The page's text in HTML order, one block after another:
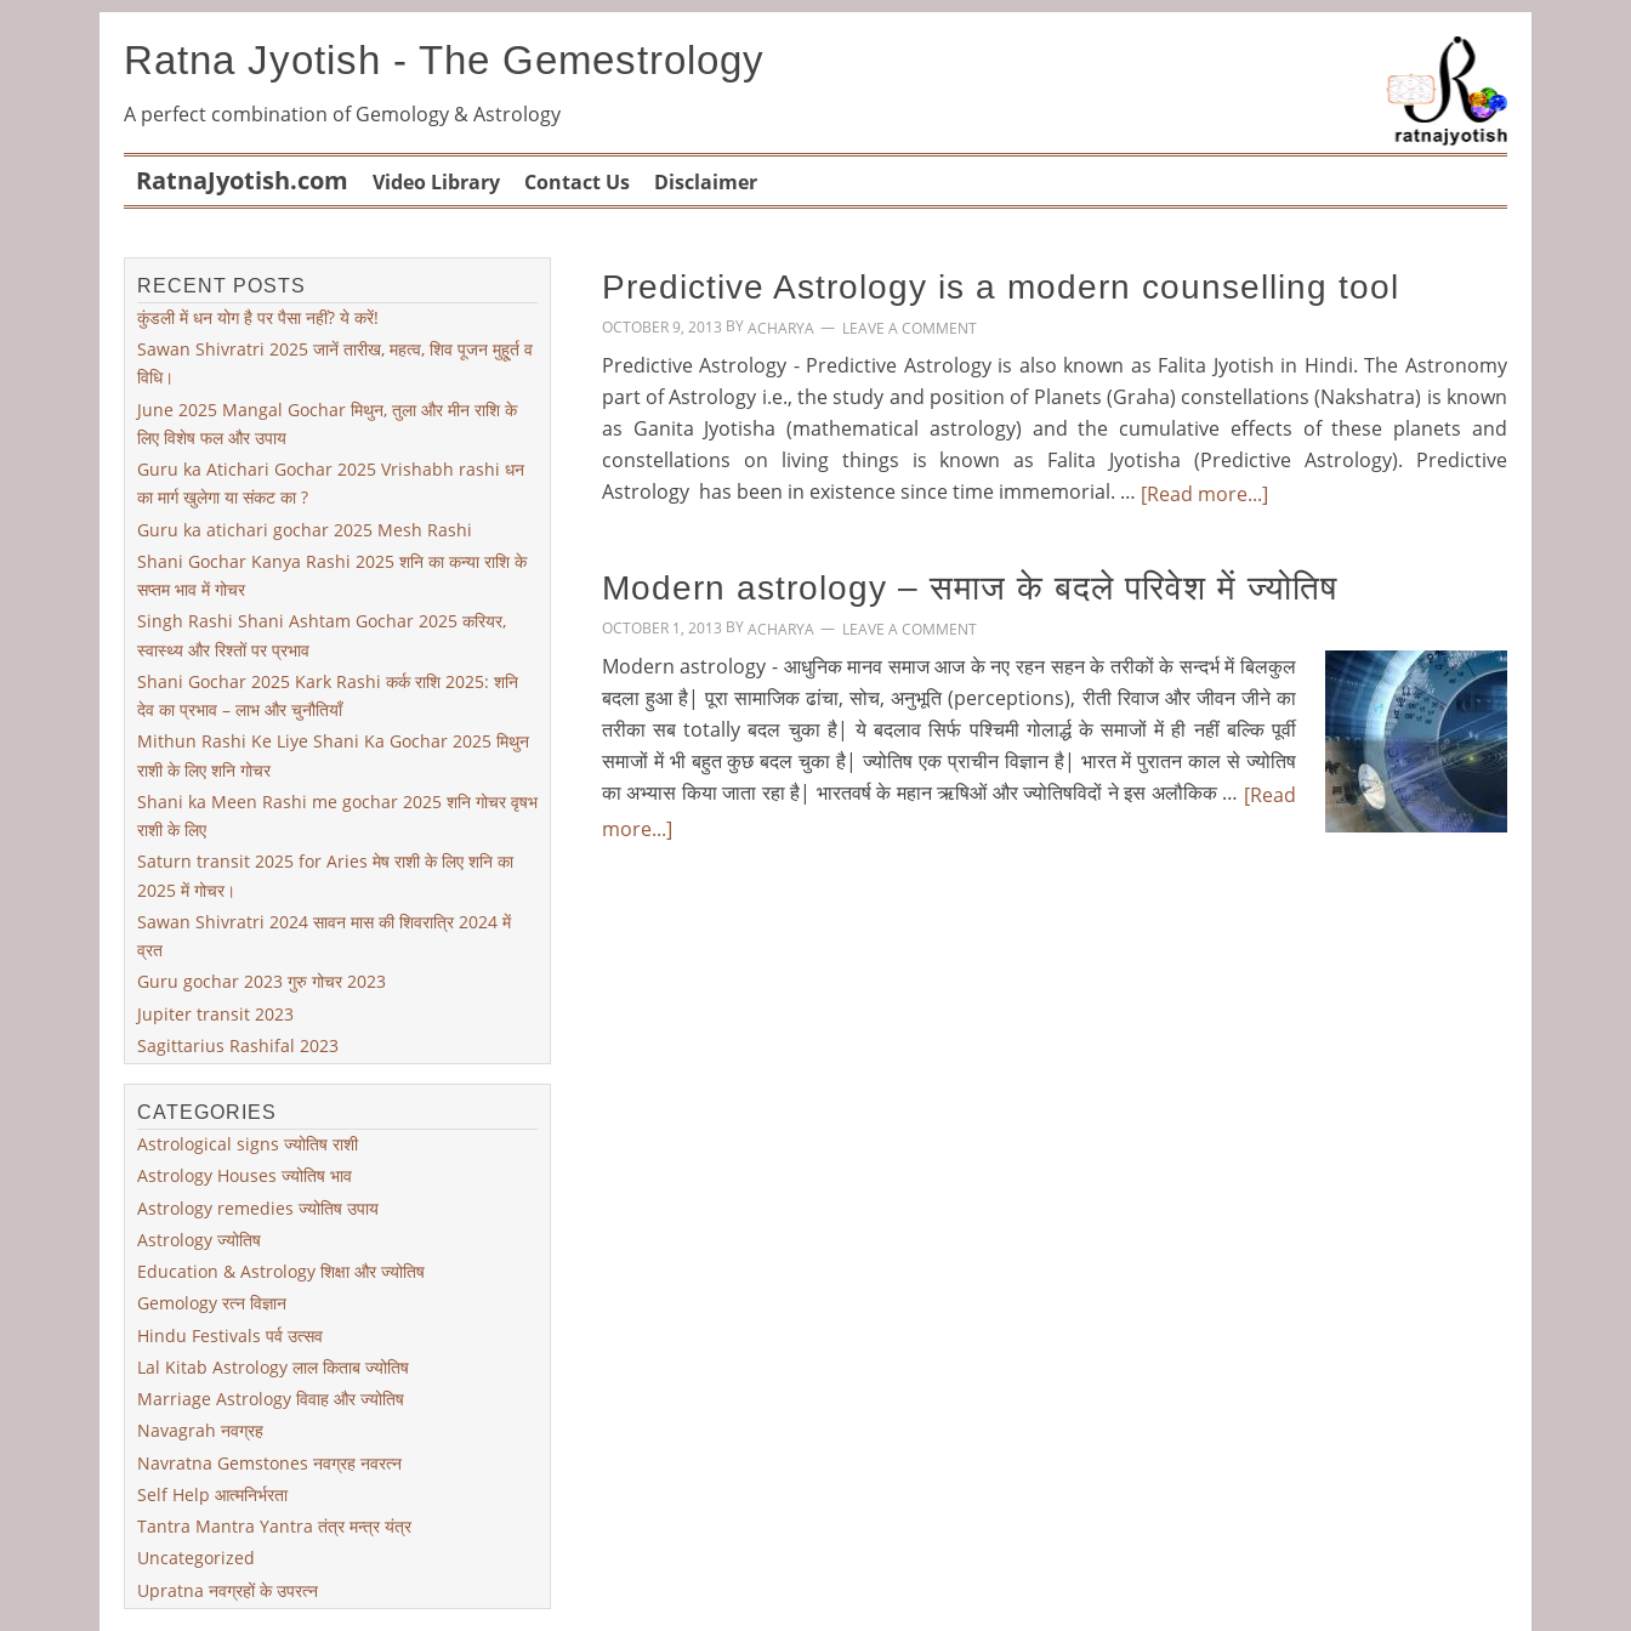
Ratna Jyotish - The Gemestrology
A perfect combination of Gemology & Astrology
RatnaJyotish.com Video Library Contact Us Disclaimer
Predictive Astrology is a modern counselling tool
OCTOBER 9, 2013 BYACHARYA LEAVE A COMMENT
Predictive Astrology - Predictive Astrology is also known as Falita Jyotish in Hindi. The Astronomy
part of Astrology i.e., the study and position of Planets (Graha) constellations (Nakshatra) is known
as Ganita Jyotisha (mathematical astrology) and the cumulative effects of these planets and
constellations on living things is known as Falita Jyotisha (Predictive Astrology). Predictive
Astrology has been in existence since time immemorial. … [Read more...]
Modern astrology – समाज के बदले परिवेश में ज्योतिष
OCTOBER 1, 2013 BYACHARYA LEAVE A COMMENT
Modern astrology - आधुनिक मानव समाज आज के नए रहन सहन के तरीकों के सन्दर्भ में बिलकुल
बदला हुआ है| पूरा सामाजिक ढांचा, सोच, अनुभूति (perceptions), रीती रिवाज और जीवन जीने का
तरीका सब totally बदल चुका है| ये बदलाव सिर्फ पश्चिमी गोलार्द्ध के समाजों में ही नहीं बल्कि पूर्वी
समाजों में भी बहुत कुछ बदल चुका है| ज्योतिष एक प्राचीन विज्ञान है| भारत में पुरातन काल से ज्योतिष
का अभ्यास किया जाता रहा है| भारतवर्ष के महान ऋषिओं और ज्योतिषविदों ने इस अलौकिक … [Read
more...]
RECENT POSTS
कुंडली में धन योग है पर पैसा नहीं? ये करें!
Sawan Shivratri 2025 जानें तारीख, महत्व, शिव पूजन मुहू्र्त व
विधि।
June 2025 Mangal Gochar मिथुन, तुला और मीन राशि के
लिए विशेष फल और उपाय
Guru ka Atichari Gochar 2025 Vrishabh rashi धन
का मार्ग खुलेगा या संकट का ?
Guru ka atichari gochar 2025 Mesh Rashi
Shani Gochar Kanya Rashi 2025 शनि का कन्या राशि के
सप्तम भाव में गोचर
Singh Rashi Shani Ashtam Gochar 2025 करियर,
स्वास्थ्य और रिश्तों पर प्रभाव
Shani Gochar 2025 Kark Rashi कर्क राशि 2025: शनि
देव का प्रभाव – लाभ और चुनौतियाँ
Mithun Rashi Ke Liye Shani Ka Gochar 2025 मिथुन
राशी के लिए शनि गोचर
Shani ka Meen Rashi me gochar 2025 शनि गोचर वृषभ
राशी के लिए
Saturn transit 2025 for Aries मेष राशी के लिए शनि का
2025 में गोचर।
Sawan Shivratri 2024 सावन मास की शिवरात्रि 2024 में
व्रत
Guru gochar 2023 गुरु गोचर 2023
Jupiter transit 2023
Sagittarius Rashifal 2023
CATEGORIES
Astrological signs ज्योतिष राशी
Astrology Houses ज्योतिष भाव
Astrology remedies ज्योतिष उपाय
Astrology ज्योतिष
Education & Astrology शिक्षा और ज्योतिष
Gemology रत्न विज्ञान
Hindu Festivals पर्व उत्सव
Lal Kitab Astrology लाल किताब ज्योतिष
Marriage Astrology विवाह और ज्योतिष
Navagrah नवग्रह
Navratna Gemstones नवग्रह नवरत्न
Self Help आत्मनिर्भरता
Tantra Mantra Yantra तंत्र मन्त्र यंत्र
Uncategorized
Upratna नवग्रहों के उपरत्न